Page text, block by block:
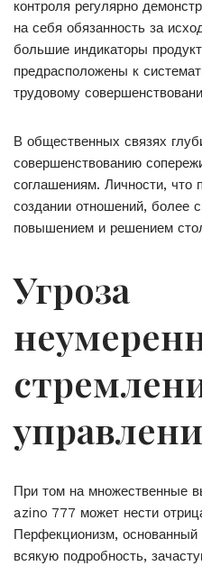
контроля регулярно
на себя обязанность за
большие индикаторы
предрасположены к
трудовому
В общественных связях
совершенствованию
соглашениям. Личности,
создании отношений, более
повышением и решением
Угроза
При том на множественные
azino 777 может нести
Перфекционизм, основанный
всякую подробность,